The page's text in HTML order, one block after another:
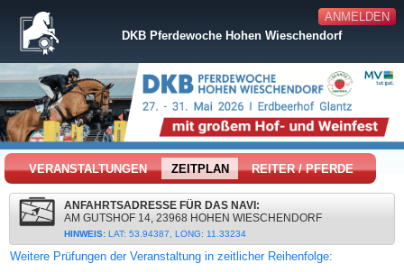
ANMELDEN
DKB Pferdewoche Hohen Wieschendorf
VERANSTALTUNGEN ZEITPLAN REITER / PFERDE
ANFAHRTSADRESSE FÜR DAS NAVI:
AM GUTSHOF 14, 23968 HOHEN WIESCHENDORF
HINWEIS: LAT: 53.94387, LONG: 11.33234
Weitere Prüfungen der Veranstaltung in zeitlicher Reihenfolge: